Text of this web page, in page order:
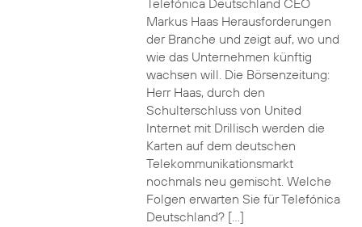
Telefónica Deutschland CEO
Markus Haas Herausforderungen
der Branche und zeigt auf, wo und
wie das Unternehmen künftig
wachsen will. Die Börsenzeitung:
Herr Haas, durch den
Schulterschluss von United
Internet mit Drillisch werden die
Karten auf dem deutschen
Telekommunikationsmarkt
nochmals neu gemischt. Welche
Folgen erwarten Sie für Telefónica
Deutschland? […]